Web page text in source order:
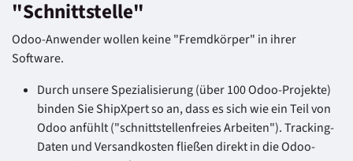
"Schnittstelle"
Odoo-Anwender wollen keine "Fremdkörper" in ihrer
Software.
Durch unsere Spezialisierung (über 100 Odoo-Projekte)
binden Sie ShipXpert so an, dass es sich wie ein Teil von
Odoo anfühlt ("schnittstellenfreies Arbeiten"). Tracking-
Daten und Versandkosten fließen direkt in die Odoo-